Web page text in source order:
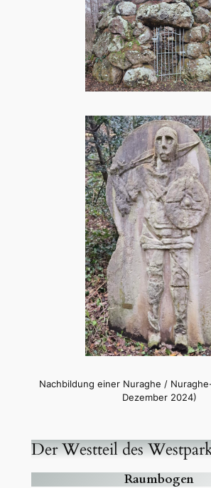
Nachbildung einer Nuraghe /
Dezember 2024)
Der Westteil des
Raumbogen